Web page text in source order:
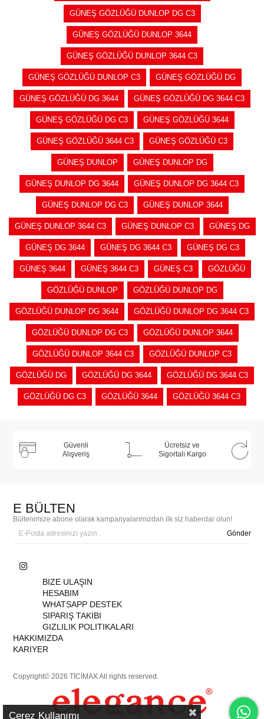
GÜNEŞ GÖZLÜĞÜ DUNLOP DG C3
GÜNEŞ GÖZLÜĞÜ DUNLOP 3644
GÜNEŞ GÖZLÜĞÜ DUNLOP 3644 C3
GÜNEŞ GÖZLÜĞÜ DUNLOP C3 GÜNEŞ GÖZLÜĞÜ DG
GÜNEŞ GÖZLÜĞÜ DG 3644 GÜNEŞ GÖZLÜĞÜ DG 3644 C3
GÜNEŞ GÖZLÜĞÜ DG C3 GÜNEŞ GÖZLÜĞÜ 3644
GÜNEŞ GÖZLÜĞÜ 3644 C3 GÜNEŞ GÖZLÜĞÜ C3
GÜNEŞ DUNLOP GÜNEŞ DUNLOP DG
GÜNEŞ DUNLOP DG 3644 GÜNEŞ DUNLOP DG 3644 C3
GÜNEŞ DUNLOP DG C3 GÜNEŞ DUNLOP 3644
GÜNEŞ DUNLOP 3644 C3 GÜNEŞ DUNLOP C3 GÜNEŞ DG
GÜNEŞ DG 3644 GÜNEŞ DG 3644 C3 GÜNEŞ DG C3
GÜNEŞ 3644 GÜNEŞ 3644 C3 GÜNEŞ C3 GÖZLÜĞÜ
GÖZLÜĞÜ DUNLOP GÖZLÜĞÜ DUNLOP DG
GÖZLÜĞÜ DUNLOP DG 3644 GÖZLÜĞÜ DUNLOP DG 3644 C3
GÖZLÜĞÜ DUNLOP DG C3 GÖZLÜĞÜ DUNLOP 3644
GÖZLÜĞÜ DUNLOP 3644 C3 GÖZLÜĞÜ DUNLOP C3
GÖZLÜĞÜ DG GÖZLÜĞÜ DG 3644 GÖZLÜĞÜ DG 3644 C3
GÖZLÜĞÜ DG C3 GÖZLÜĞÜ 3644 GÖZLÜĞÜ 3644 C3
Güvenli
Alışveriş
Ücretsiz ve
Sigortalı Kargo
E BÜLTEN
Bültenimize abone olarak kampanyalarımızdan ilk siz haberdar olun!
Gönder
BIZE ULAŞIN
HESABIM
WHATSAPP DESTEK
SIPARIŞ TAKIBI
GIZLILIK POLITIKALARI
HAKKIMIZDA
KARIYER
Copyright© 2026 TİCİMAX All rights reserved.
Çerez Kullanımı